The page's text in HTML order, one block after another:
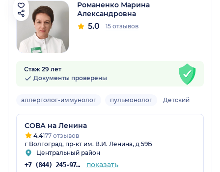
Романенко Марина
Александровна
5.0 15 отзывов
Стаж 29 лет
Документы проверены
аллерголог-иммунолог пульмонолог Детский
СОВА на Ленина
4.4177 отзывов
г Волгоград, пр-кт им. В.И. Ленина, д 59Б
Центральный район
+7 (844) 245-97-65 показать